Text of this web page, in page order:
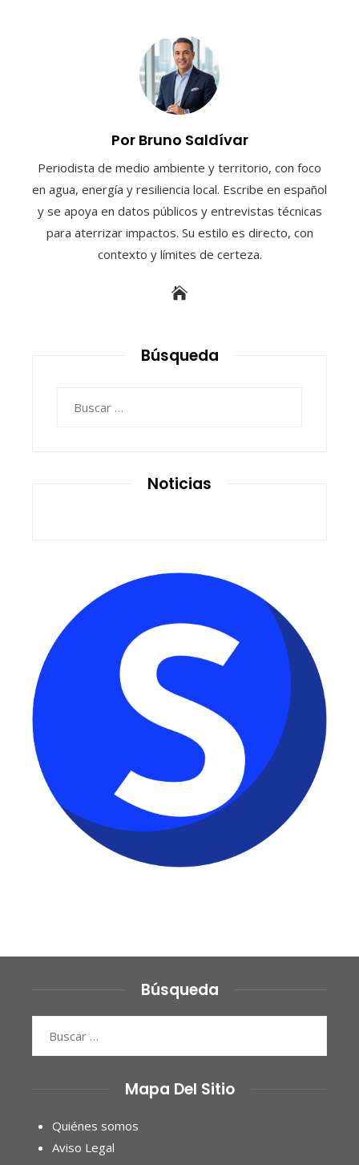
Por Bruno Saldívar
Periodista de medio ambiente y territorio, con foco
en agua, energía y resiliencia local. Escribe en español
y se apoya en datos públicos y entrevistas técnicas
para aterrizar impactos. Su estilo es directo, con
contexto y límites de certeza.
Búsqueda
Noticias
Búsqueda
Mapa Del Sitio
Quiénes somos
Aviso Legal